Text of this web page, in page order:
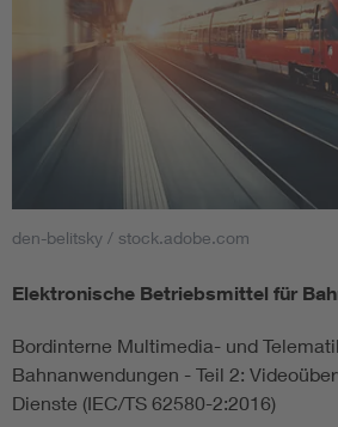
Industry
Living
Smart Cities
Circular Economy für mehr
den-belitsky / stock.adobe.com
Elektronische Betriebsmittel für
Bordinterne Multimedia- und
Bahnanwendungen - Teil 2:
Dienste (IEC/TS 62580-2:2016)